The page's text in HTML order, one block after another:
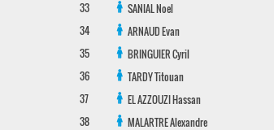
33
SANIALNoel
34
ARNAUDEvan
35
BRINGUIERCyril
36
TARDYTitouan
37
EL AZZOUZIHassan
38
MALARTREAlexandre